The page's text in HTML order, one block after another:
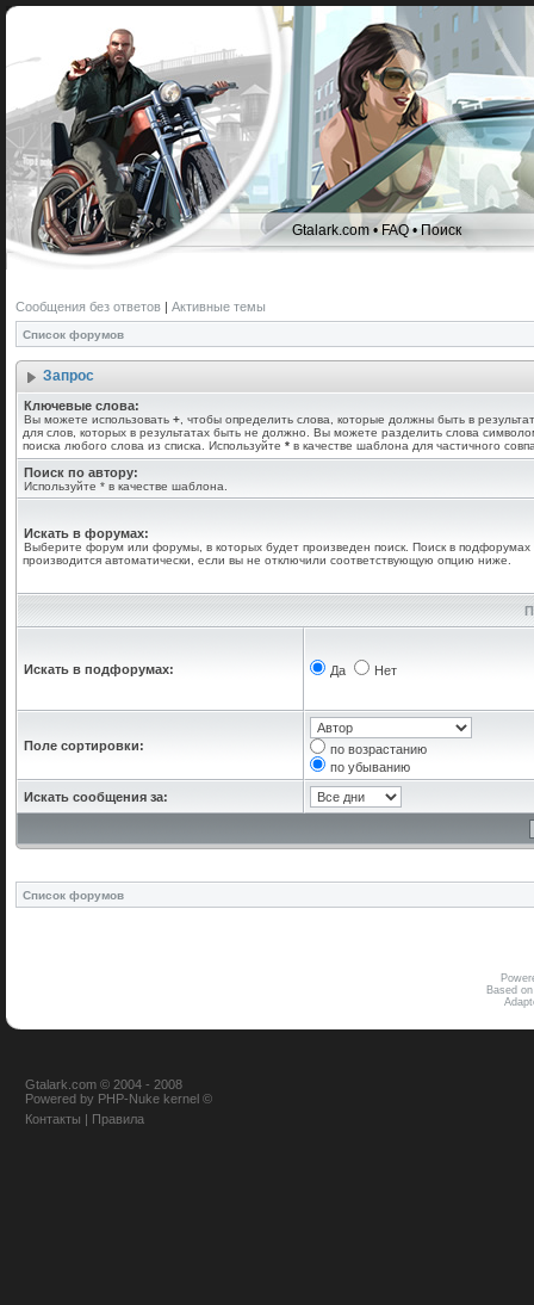
Gtalark.com •FAQ•Поиск
Сообщения без ответов | Активные темы
Список форумов
Запрос
Ключевые слова:
Вы можете использовать + , чтобы определить слова, которые должны быть в
для слов, которых в результатах быть не должно. Вы можете разделить слова
поиска любого слова из списка. Используйте * в качестве шаблона для частичного
Поиск по автору:
Используйте * в качестве шаблона.
Искать в форумах:
Выберите форум или форумы, в которых будет произведен поиск. Поиск в подфорумах
производится автоматически, если вы не отключили соответствующую опцию ниже.
Искать в подфорумах: Да Нет
Поле сортировки:
по возрастанию
по убыванию
Искать сообщения за:
Список форумов
Based
Gtalark.com © 2004 - 2008
Powered by PHP-Nuke kernel ©
Контакты | Правила